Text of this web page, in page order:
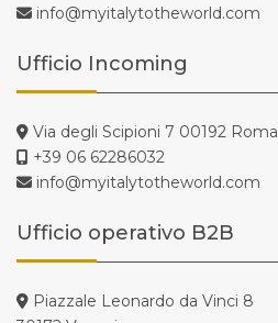
info@myitalytotheworld.com
Ufficio Incoming
Via degli Scipioni 7 00192 Roma
+39 06 62286032
info@myitalytotheworld.com
Ufficio operativo B2B
Piazzale Leonardo da Vinci 8